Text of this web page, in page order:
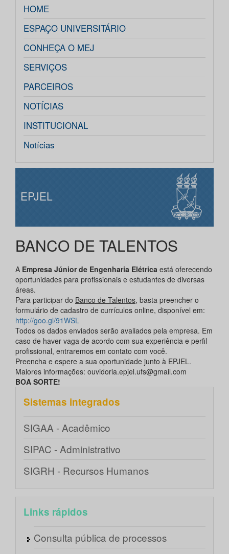
HOME
ESPAÇO UNIVERSITÁRIO
CONHEÇA O MEJ
SERVIÇOS
PARCEIROS
NOTÍCIAS
INSTITUCIONAL
Notícias
EPJEL
BANCO DE TALENTOS
A Empresa Júnior de Engenharia Elétrica está oferecendo
oportunidades para profissionais e estudantes de diversas
áreas.
Para participar do Banco de Talentos, basta preencher o
formulário de cadastro de currículos online, disponível em:
http://goo.gl/91WSL
Todos os dados enviados serão avaliados pela empresa. Em
caso de haver vaga de acordo com sua experiência e perfil
profissional, entraremos em contato com você.
Preencha e espere a sua oportunidade junto à EPJEL.
Maiores informações: ouvidoria.epjel.ufs@gmail.com
BOA SORTE!
Sistemas integrados
SIGAA - Acadêmico
SIPAC - Administrativo
SIGRH - Recursos Humanos
Links rápidos
Consulta pública de processos